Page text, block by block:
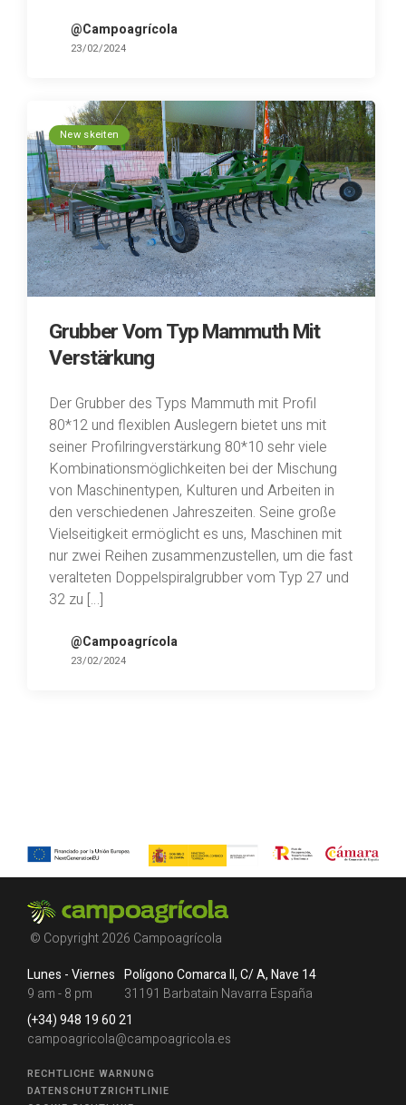
@Campoagrícola
23/02/2024
New skeiten
Grubber Vom Typ Mammuth Mit
Verstärkung
Der Grubber des Typs Mammuth mit Profil
80*12 und flexiblen Auslegern bietet uns mit
seiner Profilringverstärkung 80*10 sehr viele
Kombinationsmöglichkeiten bei der Mischung
von Maschinentypen, Kulturen und Arbeiten in
den verschiedenen Jahreszeiten. Seine große
Vielseitigkeit ermöglicht es uns, Maschinen mit
nur zwei Reihen zusammenzustellen, um die fast
veralteten Doppelspiralgrubber vom Typ 27 und
32 zu […]
@Campoagrícola
23/02/2024
© Copyright 2026 Campoagrícola
Lunes - Viernes
9 am - 8 pm
Polígono Comarca II, C/ A, Nave 14
31191 Barbatain Navarra España
(+34) 948 19 60 21
campoagricola@campoagricola.es
RECHTLICHE WARNUNG
DATENSCHUTZRICHTLINIE